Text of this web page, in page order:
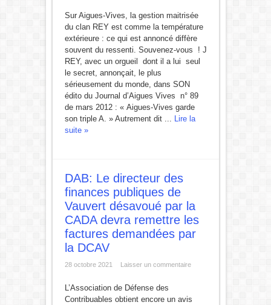
Sur Aigues-Vives, la gestion maitrisée
du clan REY est comme la température
extérieure : ce qui est annoncé diffère
souvent du ressenti. Souvenez-vous ! J
REY, avec un orgueil dont il a lui seul
le secret, annonçait, le plus
sérieusement du monde, dans SON
édito du Journal d’Aigues Vives n° 89
de mars 2012 : « Aigues-Vives garde
son triple A. » Autrement dit ... Lire la
suite »
DAB: Le directeur des
finances publiques de
Vauvert désavoué par la
CADA devra remettre les
factures demandées par
la DCAV
28 octobre 2021 Laisser un commentaire
L’Association de Défense des
Contribuables obtient encore un avis